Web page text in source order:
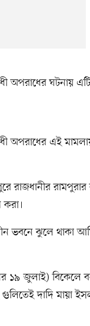
অপরাধের ঘটনায়
অপরাধের এই
রামপুরার
ভবনে ঝুলে
জুলাই) বিকেলে
দাদি মায়া